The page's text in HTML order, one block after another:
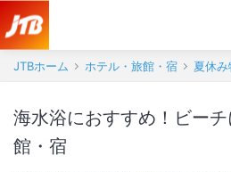
JTBホーム ホテル・旅館・宿 夏休
海水浴におすすめ！ビー
館・宿